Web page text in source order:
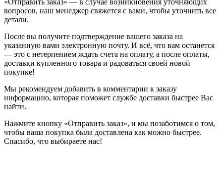
«Отправить заказ» — в случае возникновения уточняющих
вопросов, наш менеджер свяжется с вами, чтобы уточнить все
детали.
После вы получите подтверждение вашего заказа на
указанную вами электронную почту. И всё, что вам останется
— это с нетерпением ждать счета на оплату, а после оплаты,
доставки купленного товара и радоваться своей новой
покупке!
Мы рекомендуем добавить в комментарии к заказу
информацию, которая поможет службе доставки быстрее Вас
найти.
Нажмите кнопку «Отправить заказ», и мы позаботимся о том,
чтобы ваша покупка была доставлена как можно быстрее.
Спасибо, что выбираете нас!